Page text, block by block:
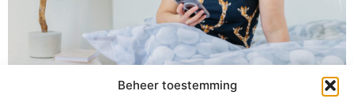
Beheer toestemming